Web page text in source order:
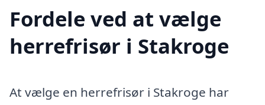
Fordele ved at vælge
herrefrisør i Stakroge
At vælge en herrefrisør i Stakroge har